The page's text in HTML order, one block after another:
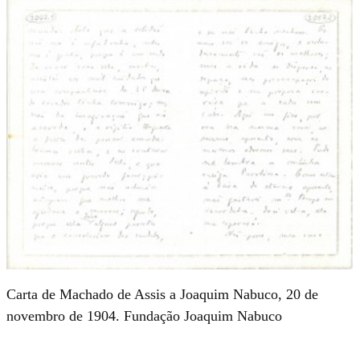
Carta de Machado de Assis a Joaquim Nabuco, 20 de
novembro de 1904. Fundação Joaquim Nabuco